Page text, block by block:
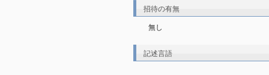
招待の有無
無し
記述言語